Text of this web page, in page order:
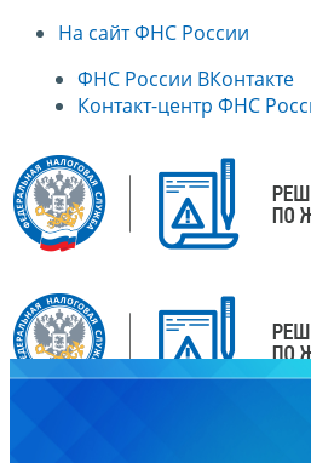
На сайт ФНС России
ФНС России ВКонтакте
Контакт-центр ФНС